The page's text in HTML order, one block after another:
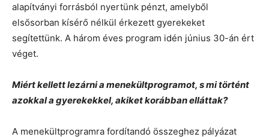
alapítványi forrásból nyertünk pénzt, amelyből
elsősorban kísérő nélkül érkezett gyerekeket
segítettünk. A három éves program idén június 30-án ért
véget.
Miért kellett lezárni a menekültprogramot, s mi történt
azokkal a gyerekekkel, akiket korábban elláttak?
A menekültprogramra fordítandó összeghez pályázat